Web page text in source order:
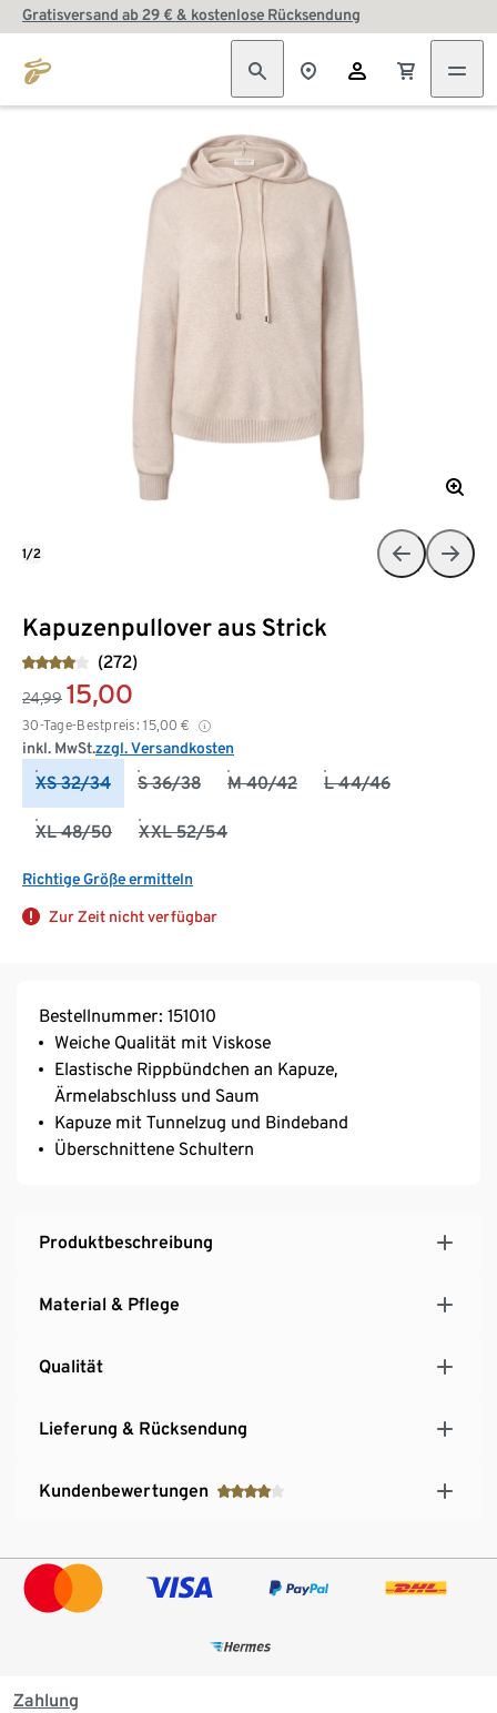
Gratisversand ab 29 € & kostenlose Rücksendung
Kapuzenpullover aus Strick
(272)
24,99 15,00
30-Tage-Bestpreis: 15,00 €
inkl. MwSt.zzgl. Versandkosten
XS 32/34 S 36/38 M 40/42 L 44/46
XL 48/50 XXL 52/54
Richtige Größe ermitteln
Zur Zeit nicht verfügbar
1/2
Bestellnummer: 151010
Weiche Qualität mit Viskose
Elastische Rippbündchen an Kapuze,
Ärmelabschluss und Saum
Kapuze mit Tunnelzug und Bindeband
Überschnittene Schultern
Produktbeschreibung
Material & Pflege
Qualität
Lieferung & Rücksendung
Kundenbewertungen
Zahlung